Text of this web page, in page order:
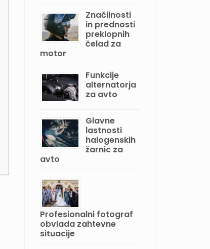
Značilnosti
in prednosti
preklopnih
čelad za
motor
Funkcije
alternatorja
za avto
Glavne
lastnosti
halogenskih
žarnic za
avto
Profesionalni fotograf
obvlada zahtevne
situacije